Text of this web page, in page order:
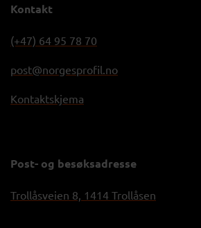
Kontakt
(+47) 64 95 78 70
post@norgesprofil.no
Kontaktskjema
Post- og besøksadresse
Trollåsveien 8, 1414 Trollåsen